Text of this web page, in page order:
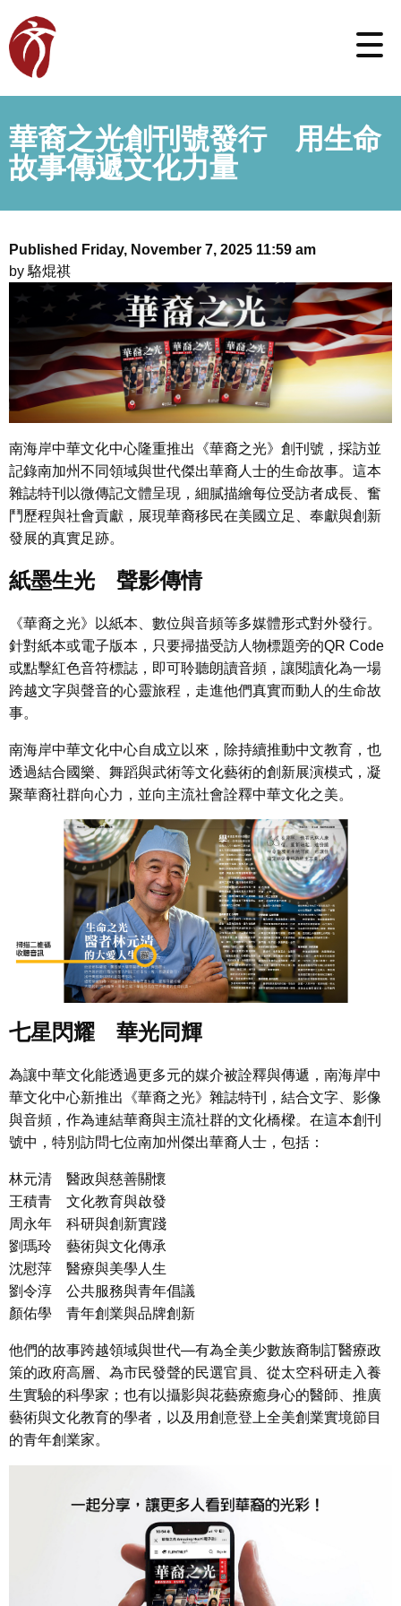
華裔之光創刊號發行 用生命
故事傳遞文化力量
Published Friday, November 7, 2025 11:59 am
by 駱焜祺
南海岸中華文化中心隆重推出《華裔之光》創刊號，採訪並
記錄南加州不同領域與世代傑出華裔人士的生命故事。這本
雜誌特刊以微傳記文體呈現，細膩描繪每位受訪者成長、奮
鬥歷程與社會貢獻，展現華裔移民在美國立足、奉獻與創新
發展的真實足跡。
紙墨生光 聲影傳情
《華裔之光》以紙本、數位與音頻等多媒體形式對外發行。
針對紙本或電子版本，只要掃描受訪人物標題旁的QR Code
或點擊紅色音符標誌，即可聆聽朗讀音頻，讓閱讀化為一場
跨越文字與聲音的心靈旅程，走進他們真實而動人的生命故
事。
南海岸中華文化中心自成立以來，除持續推動中文教育，也
透過結合國樂、舞蹈與武術等文化藝術的創新展演模式，凝
聚華裔社群向心力，並向主流社會詮釋中華文化之美。
七星閃耀 華光同輝
為讓中華文化能透過更多元的媒介被詮釋與傳遞，南海岸中
華文化中心新推出《華裔之光》雜誌特刊，結合文字、影像
與音頻，作為連結華裔與主流社群的文化橋樑。在這本創刊
號中，特別訪問七位南加州傑出華裔人士，包括：
林元清 醫政與慈善關懷
王積青 文化教育與啟發
周永年 科研與創新實踐
劉瑪玲 藝術與文化傳承
沈慰萍 醫療與美學人生
劉令淳 公共服務與青年倡議
顏佑學 青年創業與品牌創新
他們的故事跨越領域與世代—有為全美少數族裔制訂醫療政
策的政府高層、為市民發聲的民選官員、從太空科研走入養
生實驗的科學家；也有以攝影與花藝療癒身心的醫師、推廣
藝術與文化教育的學者，以及用創意登上全美創業實境節目
的青年創業家。